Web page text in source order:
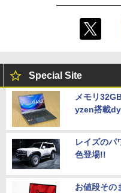
Special Site
メモリ
yzen搭載
レイズのパ
色登場!!
お値段その